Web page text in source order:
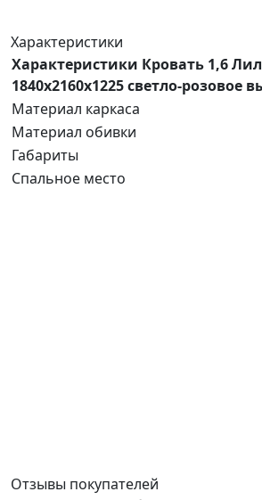
Характеристики
Характеристики Кровать 1,6
1840х2160х1225 светло-розовое
Материал каркаса
Материал обивки
Габариты
Спальное место
Отзывы покупателей